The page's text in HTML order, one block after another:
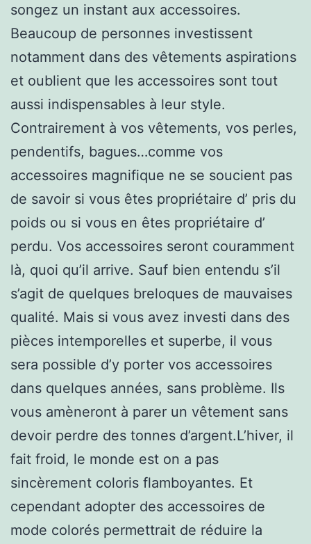
songez un instant aux accessoires.
Beaucoup de personnes investissent
notamment dans des vêtements aspirations
et oublient que les accessoires sont tout
aussi indispensables à leur style.
Contrairement à vos vêtements, vos perles,
pendentifs, bagues…comme vos
accessoires magnifique ne se soucient pas
de savoir si vous êtes propriétaire d’ pris du
poids ou si vous en êtes propriétaire d’
perdu. Vos accessoires seront couramment
là, quoi qu’il arrive. Sauf bien entendu s’il
s’agit de quelques breloques de mauvaises
qualité. Mais si vous avez investi dans des
pièces intemporelles et superbe, il vous
sera possible d’y porter vos accessoires
dans quelques années, sans problème. Ils
vous amèneront à parer un vêtement sans
devoir perdre des tonnes d’argent.L’hiver, il
fait froid, le monde est on a pas
sincèrement coloris flamboyantes. Et
cependant adopter des accessoires de
mode colorés permettrait de réduire la